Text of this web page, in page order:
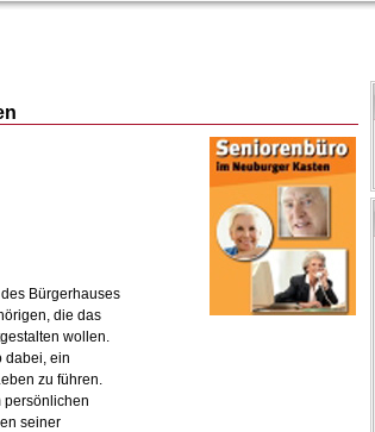
Bürgerhauses
die das
wollen.
dabei, ein
zu führen.
persönlichen
seiner